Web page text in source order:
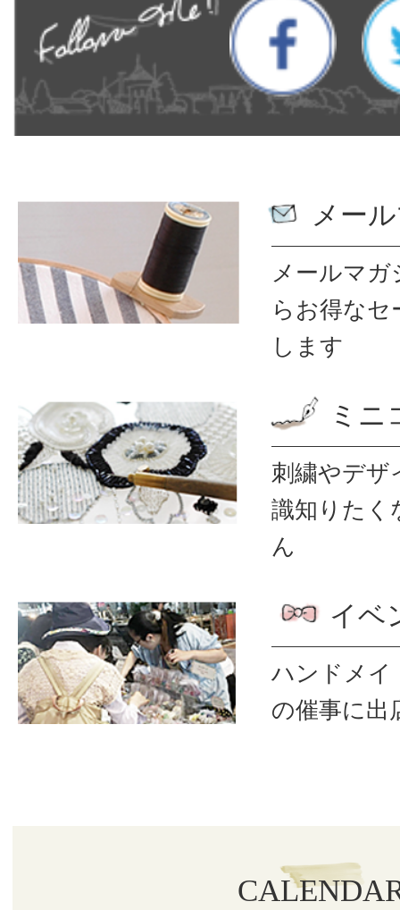
メー
メールマ
ら お得なセ
します
ミニ
刺繍やデザ
識知りたく
ん
イベ
ハンドメイ
の催事に出